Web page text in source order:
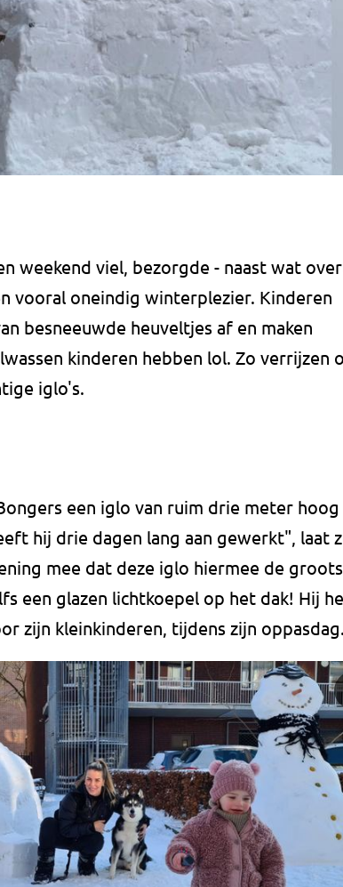
weekend viel, bezorgde - naast wat
vooral oneindig winterplezier. Kinderen
besneeuwde heuveltjes af en maken
kinderen hebben lol. Zo verrijzen
iglo's.
een iglo van ruim drie meter hoog
hij drie dagen lang aan gewerkt", laat
mee dat deze iglo hiermee de
een glazen lichtkoepel op het dak! Hij
zijn kleinkinderen, tijdens zijn